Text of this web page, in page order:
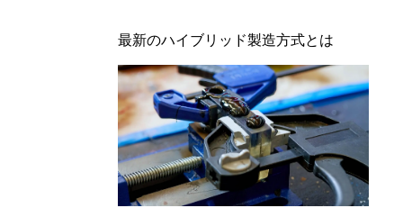
最新のハイブリッド製造方式とは